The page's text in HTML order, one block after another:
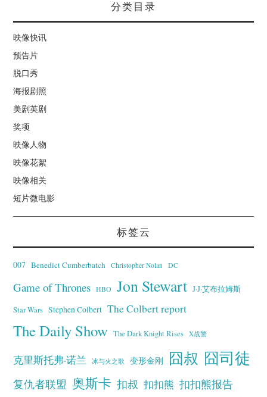
分类目录
映像快讯
预告片
脱口秀
海报剧照
美剧英剧
奖项
映像人物
映像花絮
映像相关
短片微电影
标签云
007 Benedict Cumberbatch Christopher Nolan DC
Game of Thrones HBO Jon Stewart J·J·艾布拉姆斯
Star Wars Stephen Colbert The Colbert report
The Daily Show The Dark Knight Rises X战警
克里斯托弗·诺兰 冰与火之歌 变形金刚 囧叔 囧司徒
复仇者联盟 奥斯卡 扣叔 扣扣熊 扣扣熊报告